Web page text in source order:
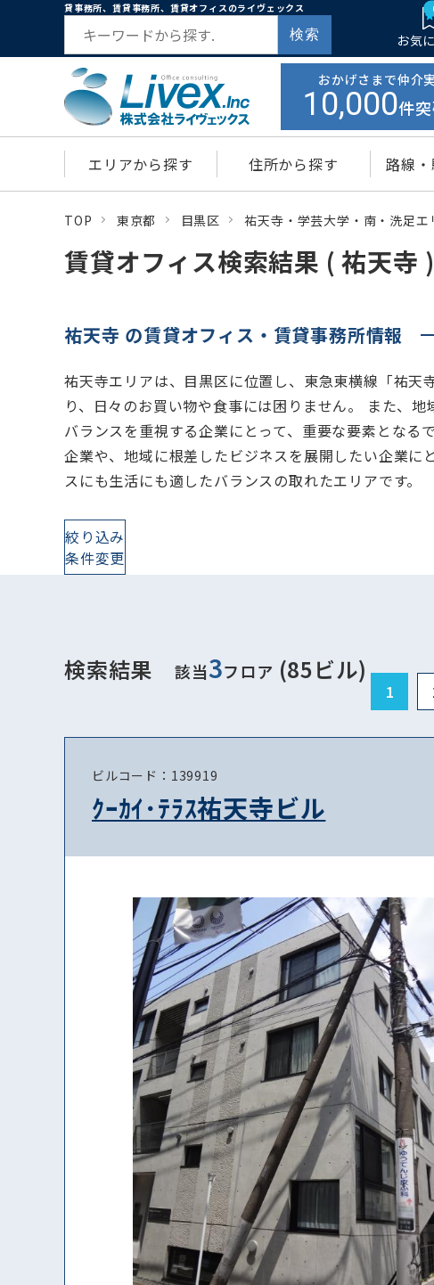
貸事務所、賃貸事務所、賃貸オフィスのライヴェックス
検索 お気
おかげさまで仲介
10,000件突
エリアから探す 住所から探す 路線
TOP 東京都 目黒区 祐天寺・学芸大学・南・洗足エ
賃貸オフィス検索結果 ( 祐天寺 )
祐天寺 の賃貸オフィス・賃貸事務所情報
祐天寺エリアは、目黒区に位置し、東急東横線「祐
り、日々のお買い物や食事には困りません。 また、
バランスを重視する企業にとって、重要な要素とな
企業や、地域に根差したビジネスを展開したい企業
スにも生活にも適したバランスの取れたエリアです。
絞り込み
条件変更
検索結果 該当3フロア (85ビル)
1
ビルコード：139919
ｸｰｶｲ･ﾃﾗｽ祐天寺ビル